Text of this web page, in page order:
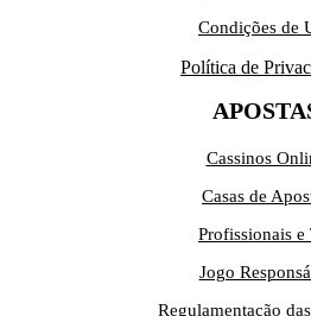
Condições de
Política de
Cassinos
Casas de
Profissionais e
Jogo
Regulamentação